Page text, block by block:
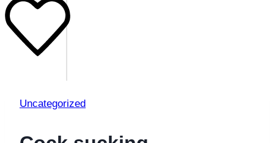
Uncategorized